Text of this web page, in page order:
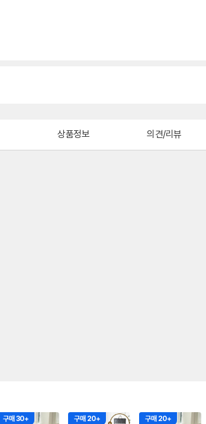
상품정보 의견/리뷰
구매 30+ 구매 20+ 구매 20+